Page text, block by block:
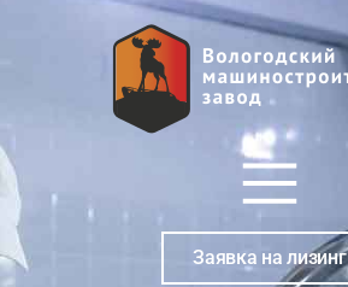
Заявка на лизинг